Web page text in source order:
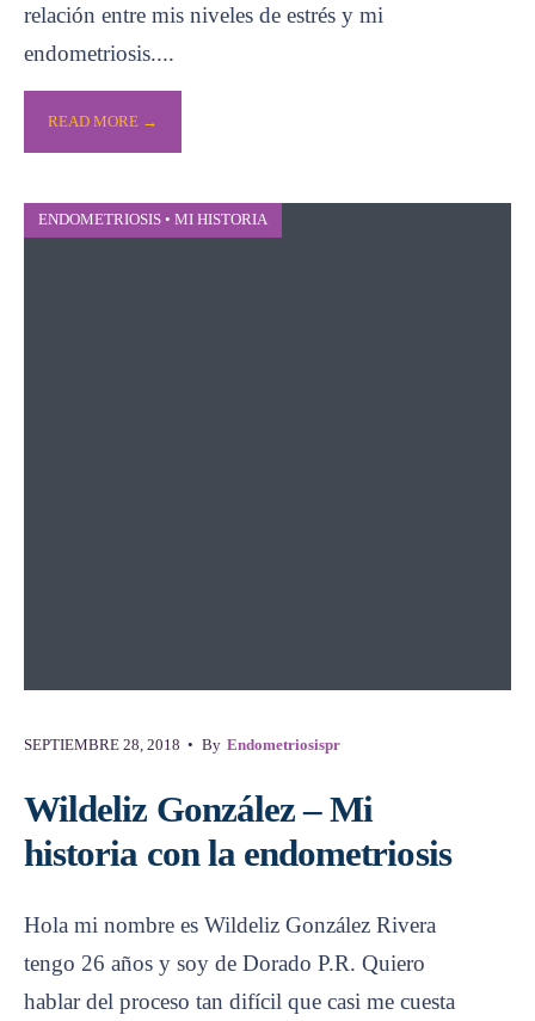
relación entre mis niveles de estrés y mi
endometriosis....
READ MORE →
ENDOMETRIOSIS • MI HISTORIA
SEPTIEMBRE 28, 2018 • By Endometriosispr
Wildeliz González – Mi
historia con la endometriosis
Hola mi nombre es Wildeliz González Rivera
tengo 26 años y soy de Dorado P.R. Quiero
hablar del proceso tan difícil que casi me cuesta